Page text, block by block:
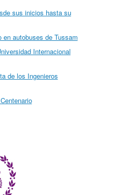
sus inicios hasta su
en autobuses de Tussam
Internacional
de los Ingenieros